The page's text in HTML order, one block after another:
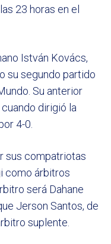
23 horas en el
István Kovács,
su segundo partido
Su anterior
dirigió la
4-0.
sus compatriotas
como árbitros
será Dahane
Jerson Santos, de
suplente.